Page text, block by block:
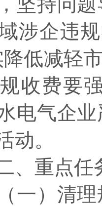
涉企违
降低减轻
收费要
电气企
动。
重点任
）清理